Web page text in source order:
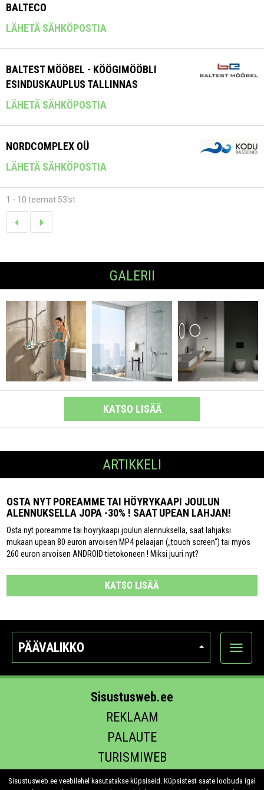
BALTECO
LÄHETÄ SÄHKÖPOSTIA
BALTEST MÖÖBEL - KÖÖGIMÖÖBLI
ESINDUSKAUPLUS TALLINNAS
LÄHETÄ SÄHKÖPOSTIA
NORDCOMPLEX OÜ
LÄHETÄ SÄHKÖPOSTIA
1 - 10 teemat 53'st
GALERII
KATSO LISÄÄ
ARTIKKELI
OSTA NYT POREAMME TAI HÖYRYKAAPI JOULUN
ALENNUKSELLA JOPA -30% ! SAAT UPEAN LAHJAN!
Osta nyt poreamme tai höyrykaapi joulun alennuksella, saat lahjaksi
mukaan upean 80 euron arvoisen MP4 pelaajan („touch screen“) tai myös
260 euron arvoisen ANDROID tietokoneen ! Miksi juuri nyt?
KATSO LISÄÄ
PÄÄVALIKKO
Näytä
Sisustusweb.ee
REKLAAM
PALAUTE
TURISMIWEB
EHITUS.EE
Sisustusweb.ee veebilehel kasutatakse küpsiseid. Küpsistest saate loobuda igal